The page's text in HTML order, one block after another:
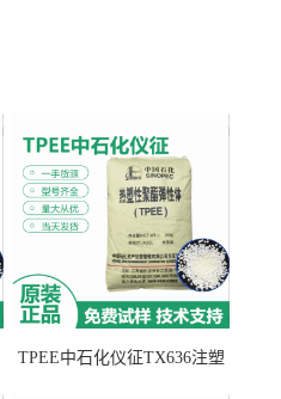
TPEE中石化仪征TX636注塑